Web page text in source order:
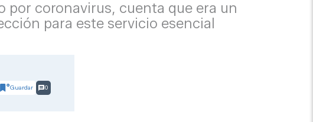
por coronavirus, cuenta que era un
para este servicio esencial
Guardar 0